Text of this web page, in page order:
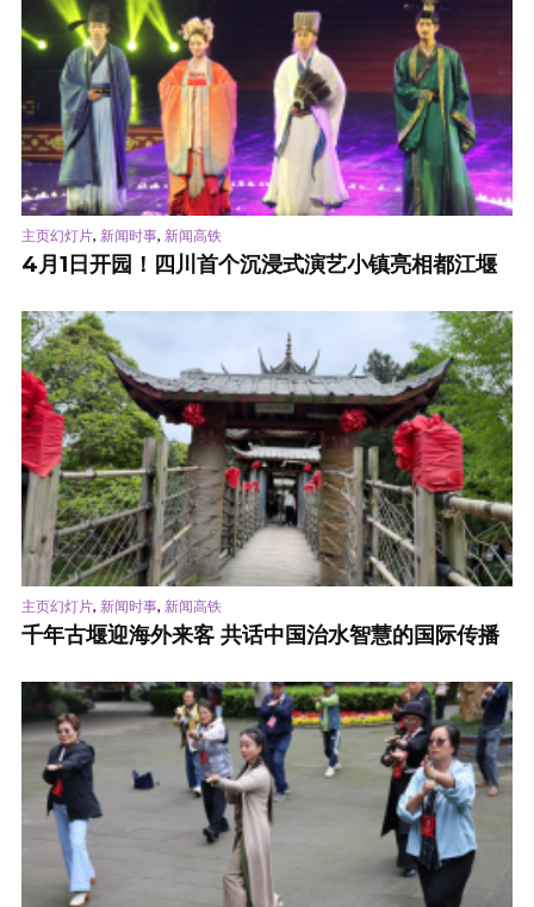
主页幻灯片, 新闻时事, 新闻高铁
4月1日开园！四川首个沉浸式演艺小镇亮相都江堰
主页幻灯片, 新闻时事, 新闻高铁
千年古堰迎海外来客 共话中国治水智慧的国际传播